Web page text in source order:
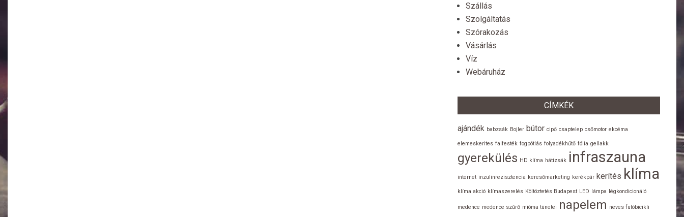
Szállás
Szolgáltatás
Szórakozás
Vásárlás
Víz
Webáruház
CÍMKÉK
ajándék babzsák Bojler bútor cipő csaptelep csőmotor ekcéma
elemeskerites falfesték fogpótlás folyadékhűtő fólia gellakk
gyerekülés HD klíma hátizsák infraszauna
internet inzulinrezisztencia keresőmarketing kerékpár kerítés klíma
klíma akció klímaszerelés Költöztetés Budapest LED lámpa légkondicionáló
medence medence szűrő mióma tünetei napelem neves futóbicikli